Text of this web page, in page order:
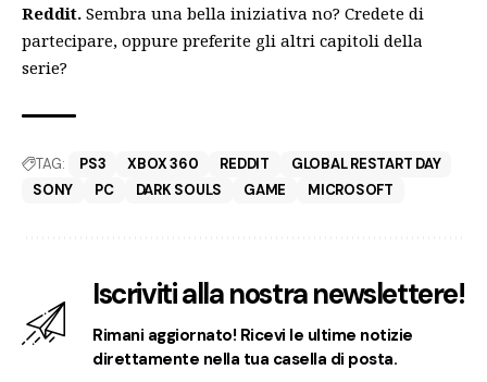
Reddit. Sembra una bella iniziativa no? Credete di
partecipare, oppure preferite gli altri capitoli della
serie?
TAG: PS3 XBOX 360 REDDIT
GLOBAL RESTART DAY
SONY
PC DARK SOULS GAME MICROSOFT
Iscriviti alla nostra newslettere!
Rimani aggiornato! Ricevi le ultime notizie
direttamente nella tua casella di posta.